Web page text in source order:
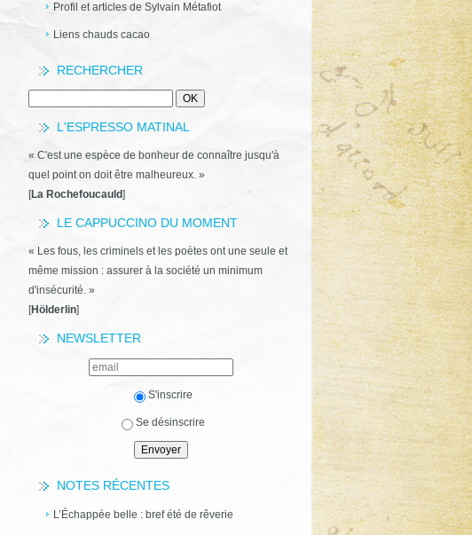
Profil et articles de Sylvain Métafiot
Liens chauds cacao
RECHERCHER
L'ESPRESSO MATINAL
« C'est une espèce de bonheur de connaître jusqu'à
quel point on doit être malheureux. »
[La Rochefoucauld]
LE CAPPUCCINO DU MOMENT
« Les fous, les criminels et les poètes ont une seule et
même mission : assurer à la société un minimum
d'insécurité. »
[Hölderlin]
NEWSLETTER
S'inscrire
Se désinscrire
NOTES RÉCENTES
L’Échappée belle : bref été de rêverie